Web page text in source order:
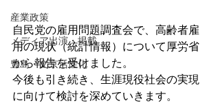
産業政策
メディア出演・掲載
豊島・文京活性化
自民党の雇用問題調査会で、高齢者雇
用の現状（統計情報）について厚労省
から報告を受けました。
今後も引き続き、生涯現役社会の実現
に向けて検討を深めていきます。